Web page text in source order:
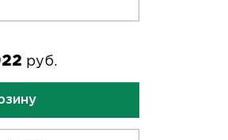
руб.